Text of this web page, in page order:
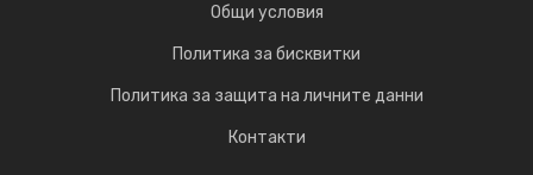
Общи условия
Политика за бисквитки
Политика за защита на личните данни
Контакти